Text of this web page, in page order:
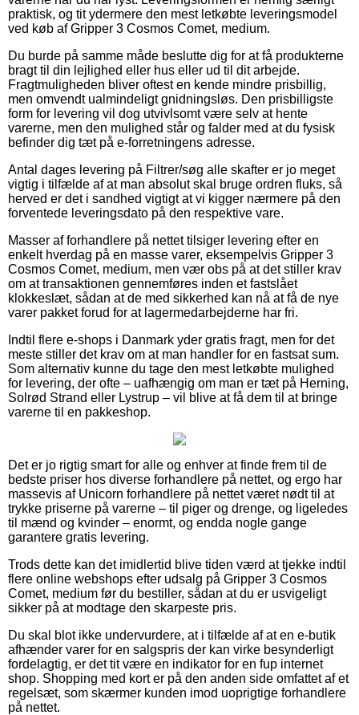
praktisk, og tit ydermere den mest letkøbte leveringsmodel
ved køb af Gripper 3 Cosmos Comet, medium.
Du burde på samme måde beslutte dig for at få produkterne
bragt til din lejlighed eller hus eller ud til dit arbejde.
Fragtmuligheden bliver oftest en kende mindre prisbillig,
men omvendt ualmindeligt gnidningsløs. Den prisbilligste
form for levering vil dog utvivlsomt være selv at hente
varerne, men den mulighed står og falder med at du fysisk
befinder dig tæt på e-forretningens adresse.
Antal dages levering på Filtrer/søg alle skafter er jo meget
vigtig i tilfælde af at man absolut skal bruge ordren fluks, så
herved er det i sandhed vigtigt at vi kigger nærmere på den
forventede leveringsdato på den respektive vare.
Masser af forhandlere på nettet tilsiger levering efter en
enkelt hverdag på en masse varer, eksempelvis Gripper 3
Cosmos Comet, medium, men vær obs på at det stiller krav
om at transaktionen gennemføres inden et fastslået
klokkeslæt, sådan at de med sikkerhed kan nå at få de nye
varer pakket forud for at lagermedarbejderne har fri.
Indtil flere e-shops i Danmark yder gratis fragt, men for det
meste stiller det krav om at man handler for en fastsat sum.
Som alternativ kunne du tage den mest letkøbte mulighed
for levering, der ofte – uafhængig om man er tæt på Herning,
Solrød Strand eller Lystrup – vil blive at få dem til at bringe
varerne til en pakkeshop.
Det er jo rigtig smart for alle og enhver at finde frem til de
bedste priser hos diverse forhandlere på nettet, og ergo har
massevis af Unicorn forhandlere på nettet været nødt til at
trykke priserne på varerne – til piger og drenge, og ligeledes
til mænd og kvinder – enormt, og endda nogle gange
garantere gratis levering.
Trods dette kan det imidlertid blive tiden værd at tjekke indtil
flere online webshops efter udsalg på Gripper 3 Cosmos
Comet, medium før du bestiller, sådan at du er usvigeligt
sikker på at modtage den skarpeste pris.
Du skal blot ikke undervurdere, at i tilfælde af at en e-butik
afhænder varer for en salgspris der kan virke besynderligt
fordelagtig, er det tit være en indikator for en fup internet
shop. Shopping med kort er på den anden side omfattet af et
regelsæt, som skærmer kunden imod uoprigtige forhandlere
på nettet.